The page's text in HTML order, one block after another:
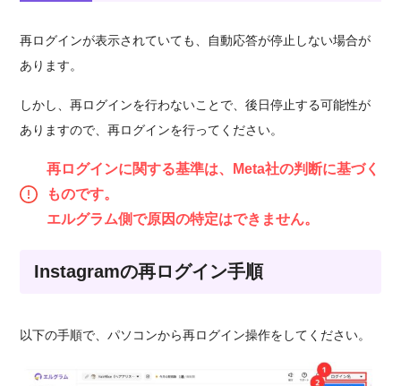
再ログインが表示されていても、自動応答が停止しない場合が
あります。
しかし、再ログインを行わないことで、後日停止する可能性が
ありますので、再ログインを行ってください。
再ログインに関する基準は、Meta社の判断に基づく
ものです。
エルグラム側で原因の特定はできません。
Instagramの再ログイン手順
以下の手順で、パソコンから再ログイン操作をしてください。